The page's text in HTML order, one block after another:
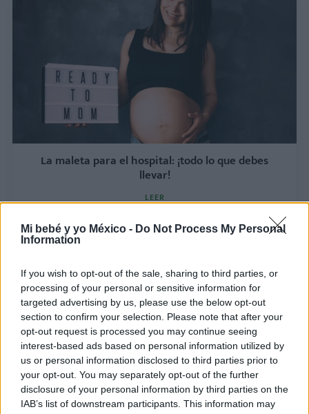
Mi bebé y yo México - Do Not Process My Personal
Information
If you wish to opt-out of the sale, sharing to third parties, or
processing of your personal or sensitive information for
targeted advertising by us, please use the below opt-out
section to confirm your selection. Please note that after your
opt-out request is processed you may continue seeing
interest-based ads based on personal information utilized by
us or personal information disclosed to third parties prior to
your opt-out. You may separately opt-out of the further
disclosure of your personal information by third parties on the
IAB’s list of downstream participants. This information may
La maleta para el hospital: ¡todo lo que debes
llevar!
LEER
¿Por qué acudir a las clases de preparación al
parto?